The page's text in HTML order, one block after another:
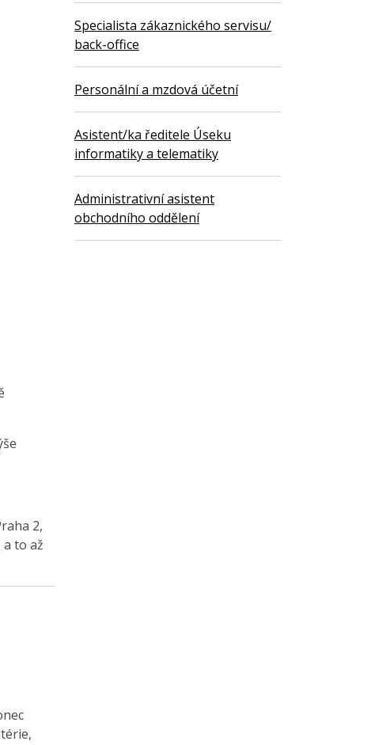
2,
to až
Specialista zákaznického servisu/
back-office
Personální a mzdová účetní
Asistent/ka ředitele Úseku
informatiky a telematiky
Administrativní asistent
obchodního oddělení